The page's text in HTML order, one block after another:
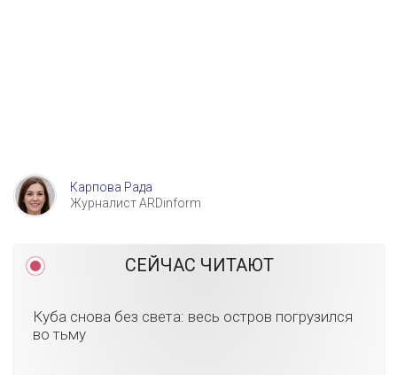
Карпова Рада
Журналист ARDinform
СЕЙЧАС ЧИТАЮТ
Куба снова без света: весь остров погрузился
во тьму